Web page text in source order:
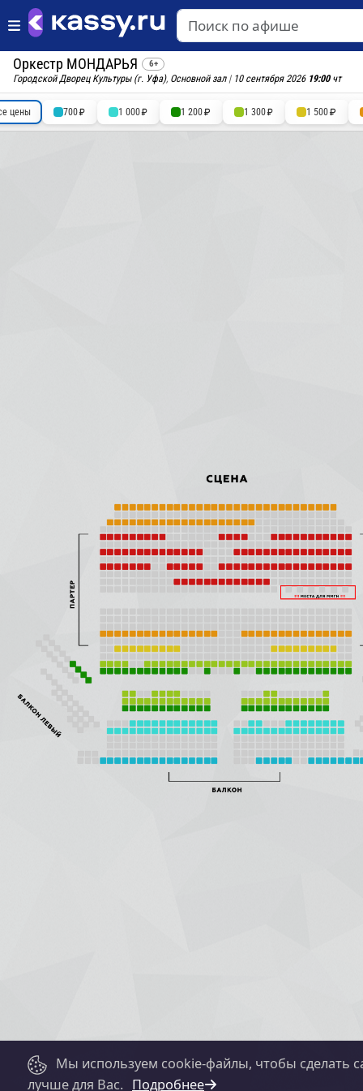
Оркестр МОНДАРЬЯ 6+
Городской Дворец Культуры (г. Уфа), Основной зал| 10 сентября 2026 19:00чт
цены 700 1 000 1 200 1 300 1 500
Мы используем cookie-файлы, чтобы сделать
лучше для Вас. Подробнее